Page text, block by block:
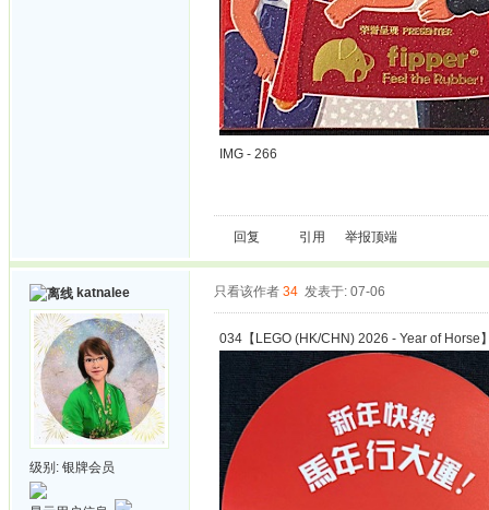
IMG - 266
回复 引用 举报顶端
katnalee
级别: 银牌会员
只看该作者 34 发表于: 07-06
034【LEGO (HK/CHN) 2026 - Year of Horse